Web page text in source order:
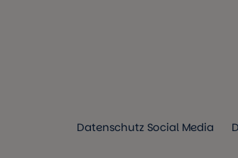
Datenschutz Social Media